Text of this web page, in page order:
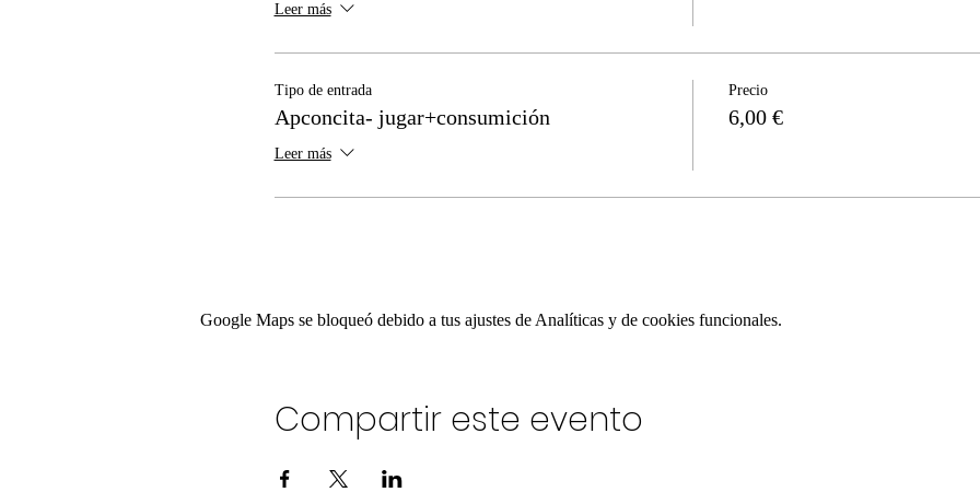
Leer más
Tipo de entrada
Apconcita- jugar+consumición
Leer más
Precio
6,00 €
Google Maps se bloqueó debido a tus ajustes de Analíticas y de cookies funcionales.
Compartir este evento